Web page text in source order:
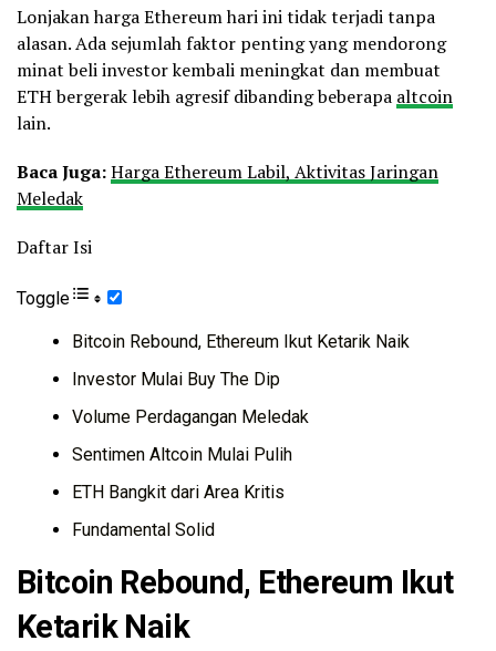
Lonjakan harga Ethereum hari ini tidak terjadi tanpa
alasan. Ada sejumlah faktor penting yang mendorong
minat beli investor kembali meningkat dan membuat
ETH bergerak lebih agresif dibanding beberapa altcoin
lain.
Baca Juga:Harga Ethereum Labil, Aktivitas Jaringan
Meledak
Daftar Isi
Toggle
Bitcoin Rebound, Ethereum Ikut Ketarik Naik
Investor Mulai Buy The Dip
Volume Perdagangan Meledak
Sentimen Altcoin Mulai Pulih
ETH Bangkit dari Area Kritis
Fundamental Solid
Bitcoin Rebound, Ethereum Ikut
Ketarik Naik